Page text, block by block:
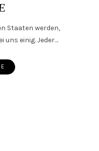
Staaten werden,
uns einig. Jeder…